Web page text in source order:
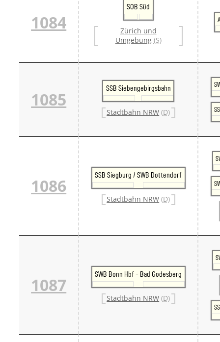
1084
SOB Süd
Zürich und
Umgebung (S)
1085
SSB Siebengebirgsbahn
Stadtbahn NRW (D)
1086
SSB Siegburg / SWB Dottendorf
Stadtbahn NRW (D)
1087
SWB Bonn Hbf - Bad Godesberg
Stadtbahn NRW (D)